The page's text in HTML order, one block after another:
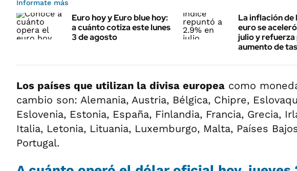
Informate más
Euro hoy y Euro blue hoy:
a cuánto cotiza este lunes
3 de agosto
La inflación de
euro se
julio y
aumento de
Los países que utilizan la divisa europea como
cambio son: Alemania, Austria, Bélgica, Chipre,
Eslovenia, Estonia, España, Finlandia, Francia, Grecia,
Italia, Letonia, Lituania, Luxemburgo, Malta, Países
Portugal.